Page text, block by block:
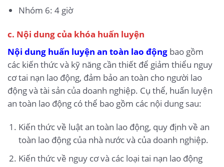
Nhóm 6: 4 giờ
c. Nội dung của khóa huấn luyện
Nội dung huấn luyện an toàn lao động bao gồm
các kiến thức và kỹ năng cần thiết để giảm thiểu nguy
cơ tai nạn lao động, đảm bảo an toàn cho người lao
động và tài sản của doanh nghiệp. Cụ thể, huấn luyện
an toàn lao động có thể bao gồm các nội dung sau:
Kiến thức về luật an toàn lao động, quy định về an
toàn lao động của nhà nước và của doanh nghiệp.
Kiến thức về nguy cơ và các loại tai nạn lao động